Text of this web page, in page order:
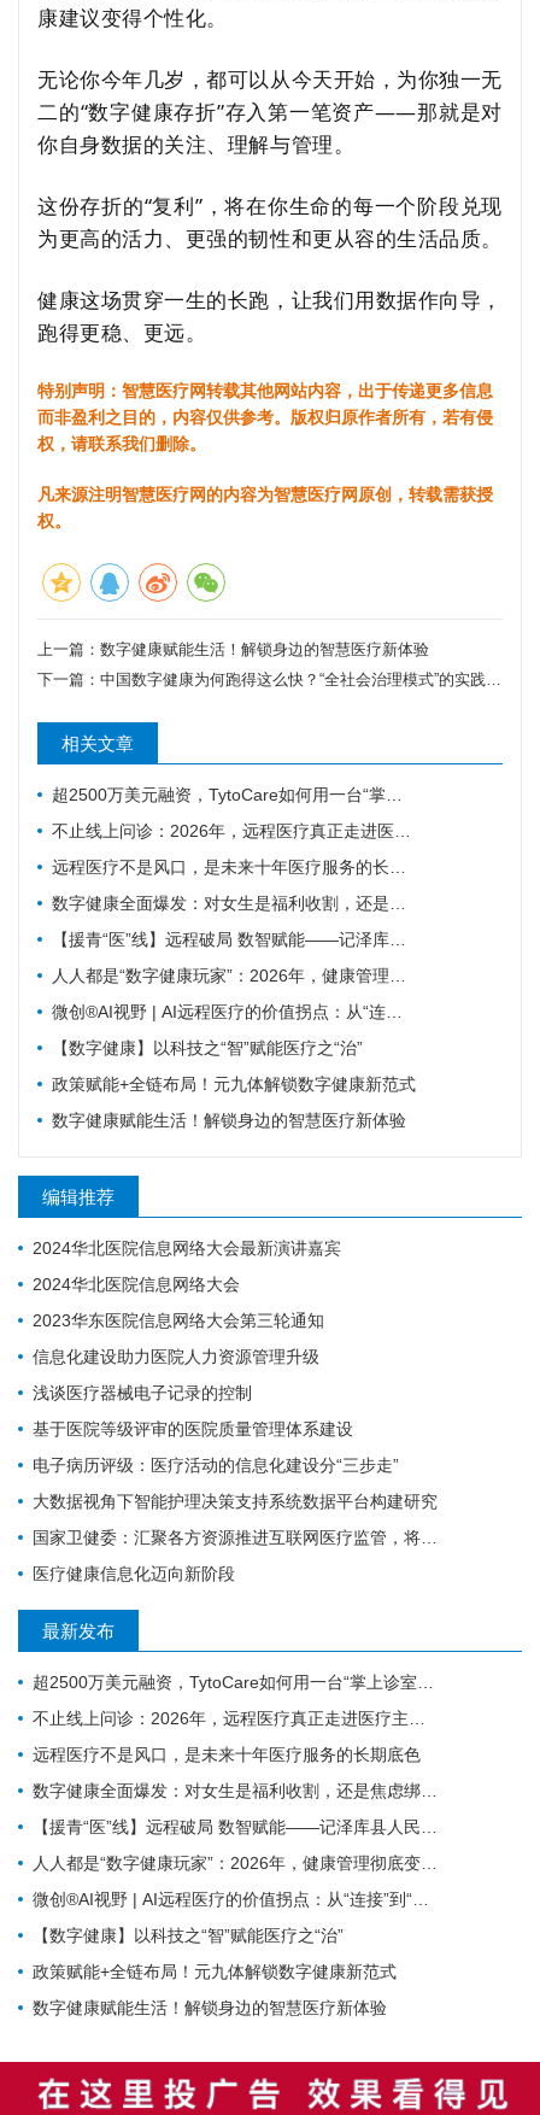
康建议变得个性化。
无论你今年几岁，都可以从今天开始，为你独一无
二的“数字健康存折”存入第一笔资产——那就是对
你自身数据的关注、理解与管理。
这份存折的“复利”，将在你生命的每一个阶段兑现
为更高的活力、更强的韧性和更从容的生活品质。
健康这场贯穿一生的长跑，让我们用数据作向导，
跑得更稳、更远。
特别声明：智慧医疗网转载其他网站内容，出于传递更多信息
而非盈利之目的，内容仅供参考。版权归原作者所有，若有侵
权，请联系我们删除。
凡来源注明智慧医疗网的内容为智慧医疗网原创，转载需获授
权。
上一篇： 数字健康赋能生活！解锁身边的智慧医疗新体验
下一篇： 中国数字健康为何跑得这么快？“全社会治理模式”的实践与启示
相关文章
超2500万美元融资，TytoCare如何用一台“掌上诊室”重塑远程医疗
不止线上问诊：2026年，远程医疗真正走进医疗主赛道
远程医疗不是风口，是未来十年医疗服务的长期底色
数字健康全面爆发：对女生是福利收割，还是焦虑绑架？
【援青“医”线】远程破局 数智赋能——记泽库县人民医院构建远程医疗体系筑牢高原健康防线
人人都是“数字健康玩家”：2026年，健康管理彻底变天了
微创®AI视野 | AI远程医疗的价值拐点：从“连接”到“理解”MicroPort微创动态
【数字健康】以科技之“智”赋能医疗之“治”
政策赋能+全链布局！元九体解锁数字健康新范式
数字健康赋能生活！解锁身边的智慧医疗新体验
编辑推荐
2024华北医院信息网络大会最新演讲嘉宾
2024华北医院信息网络大会
2023华东医院信息网络大会第三轮通知
信息化建设助力医院人力资源管理升级
浅谈医疗器械电子记录的控制
基于医院等级评审的医院质量管理体系建设
电子病历评级：​医疗活动的信息化建设分“三步走”
大数据视角下智能护理决策支持系统数据平台构建研究
国家卫健委：汇聚各方资源推进互联网医疗监管，将建全国统一的电子健康档案
医疗健康信息化迈向新阶段
最新发布
超2500万美元融资，TytoCare如何用一台“掌上诊室”重塑远程医疗
不止线上问诊：2026年，远程医疗真正走进医疗主赛道
远程医疗不是风口，是未来十年医疗服务的长期底色
数字健康全面爆发：对女生是福利收割，还是焦虑绑架？
【援青“医”线】远程破局 数智赋能——记泽库县人民医院构建远程医疗体系筑牢高原健康防线
人人都是“数字健康玩家”：2026年，健康管理彻底变天了
微创®AI视野 | AI远程医疗的价值拐点：从“连接”到“理解”MicroPort微创动态
【数字健康】以科技之“智”赋能医疗之“治”
政策赋能+全链布局！元九体解锁数字健康新范式
数字健康赋能生活！解锁身边的智慧医疗新体验